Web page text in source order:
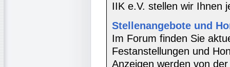
IIK e.V. stellen wir Ihnen
Stellenangebote und
Im Forum finden Sie
Festanstellungen und
Anzeigen werden von